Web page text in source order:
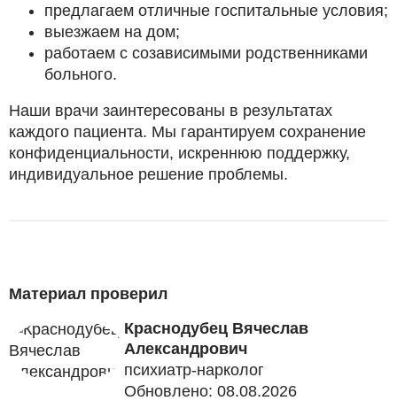
предлагаем отличные госпитальные условия;
выезжаем на дом;
работаем с созависимыми родственниками
больного.
Наши врачи заинтересованы в результатах
каждого пациента. Мы гарантируем сохранение
конфиденциальности, искреннюю поддержку,
индивидуальное решение проблемы.
Материал проверил
Краснодубец Вячеслав
Александрович
психиатр-нарколог
Обновлено: 08.08.2026